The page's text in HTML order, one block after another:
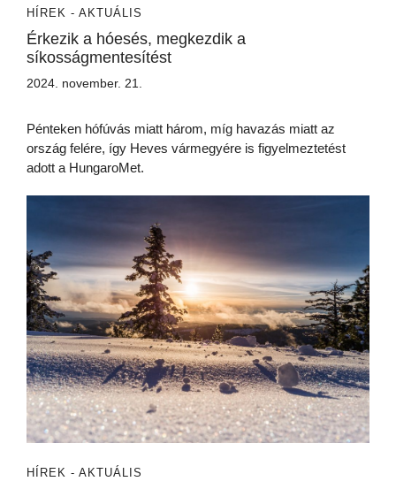
HÍREK - AKTUÁLIS
Érkezik a hóesés, megkezdik a
síkosságmentesítést
2024. november. 21.
Pénteken hófúvás miatt három, míg havazás miatt az
ország felére, így Heves vármegyére is figyelmeztetést
adott a HungaroMet.
HÍREK - AKTUÁLIS